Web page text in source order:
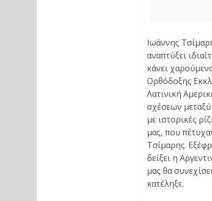
Ιωάννης
αναπτύξει
κάνει
Ορθόδοξης
Λατινική
σχέσεων μεταξύ
με ιστορικές
μας, που
Τσίμαρης.
δείξει η
μας θα
κατέληξε.